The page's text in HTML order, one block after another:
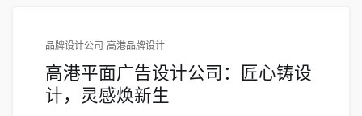
品牌设计公司 高港品牌设计
高港平面广告设计公司：匠心铸设
计，灵感焕新生